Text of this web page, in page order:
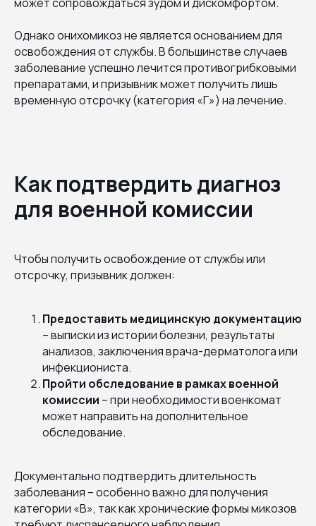
Однако онихомикоз не является основанием для
освобождения от службы. В большинстве случаев
заболевание успешно лечится противогрибковыми
препаратами, и призывник может получить лишь
временную отсрочку (категория «Г») на лечение.
Как подтвердить диагноз
для военной комиссии
Чтобы получить освобождение от службы или
отсрочку, призывник должен:
Предоставить медицинскую документацию
– выписки из истории болезни, результаты
анализов, заключения врача-дерматолога или
инфекциониста.
Пройти обследование в рамках военной
комиссии – при необходимости военкомат
может направить на дополнительное
обследование.
Документально подтвердить длительность
заболевания – особенно важно для получения
категории «В», так как хронические формы микозов